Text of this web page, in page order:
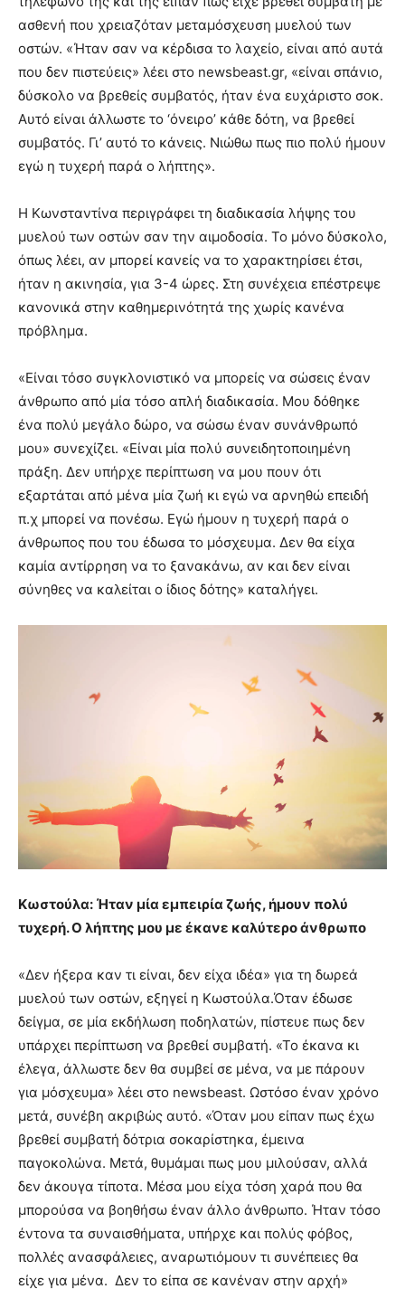
ασθενή που χρειαζόταν μεταμόσχευση μυελού των
οστών. «Ήταν σαν να κέρδισα το λαχείο, είναι από αυτά
που δεν πιστεύεις» λέει στο newsbeast.gr, «είναι σπάνιο,
δύσκολο να βρεθείς συμβατός, ήταν ένα ευχάριστο σοκ.
Αυτό είναι άλλωστε το ‘όνειρο’ κάθε δότη, να βρεθεί
συμβατός. Γι’ αυτό το κάνεις. Νιώθω πως πιο πολύ ήμουν
εγώ η τυχερή παρά ο λήπτης».
Η Κωνσταντίνα περιγράφει τη διαδικασία λήψης του
μυελού των οστών σαν την αιμοδοσία. Το μόνο δύσκολο,
όπως λέει, αν μπορεί κανείς να το χαρακτηρίσει έτσι,
ήταν η ακινησία, για 3-4 ώρες. Στη συνέχεια επέστρεψε
κανονικά στην καθημερινότητά της χωρίς κανένα
πρόβλημα.
«Είναι τόσο συγκλονιστικό να μπορείς να σώσεις έναν
άνθρωπο από μία τόσο απλή διαδικασία. Μου δόθηκε
ένα πολύ μεγάλο δώρο, να σώσω έναν συνάνθρωπό
μου» συνεχίζει. «Είναι μία πολύ συνειδητοποιημένη
πράξη. Δεν υπήρχε περίπτωση να μου πουν ότι
εξαρτάται από μένα μία ζωή κι εγώ να αρνηθώ επειδή
π.χ μπορεί να πονέσω. Εγώ ήμουν η τυχερή παρά ο
άνθρωπος που του έδωσα το μόσχευμα. Δεν θα είχα
καμία αντίρρηση να το ξανακάνω, αν και δεν είναι
σύνηθες να καλείται ο ίδιος δότης» καταλήγει.
Κωστούλα: Ήταν μία εμπειρία ζωής, ήμουν πολύ
τυχερή. Ο λήπτης μου με έκανε καλύτερο άνθρωπο
«Δεν ήξερα καν τι είναι, δεν είχα ιδέα» για τη δωρεά
μυελού των οστών, εξηγεί η Κωστούλα.Όταν έδωσε
δείγμα, σε μία εκδήλωση ποδηλατών, πίστευε πως δεν
υπάρχει περίπτωση να βρεθεί συμβατή. «Το έκανα κι
έλεγα, άλλωστε δεν θα συμβεί σε μένα, να με πάρουν
για μόσχευμα» λέει στο newsbeast. Ωστόσο έναν χρόνο
μετά, συνέβη ακριβώς αυτό. «Όταν μου είπαν πως έχω
βρεθεί συμβατή δότρια σοκαρίστηκα, έμεινα
παγοκολώνα. Μετά, θυμάμαι πως μου μιλούσαν, αλλά
δεν άκουγα τίποτα. Μέσα μου είχα τόση χαρά που θα
μπορούσα να βοηθήσω έναν άλλο άνθρωπο. Ήταν τόσο
έντονα τα συναισθήματα, υπήρχε και πολύς φόβος,
πολλές ανασφάλειες, αναρωτιόμουν τι συνέπειες θα
είχε για μένα. Δεν το είπα σε κανέναν στην αρχή»